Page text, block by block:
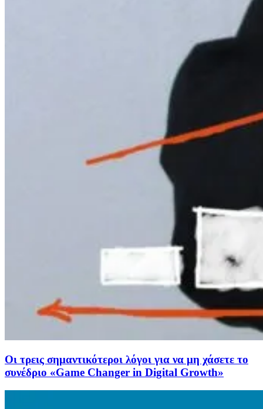
Οι τρεις σημαντικότεροι λόγοι για να μη χάσετε το
συνέδριο «Game Changer in Digital Growth»